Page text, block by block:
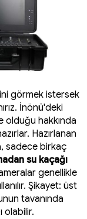
görmek istersek
İnönü'deki
olduğu hakkında
Hazırlanan
sadece birkaç
su kaçağı
genellikle
Şikayet: üst
tavanında
olabilir.